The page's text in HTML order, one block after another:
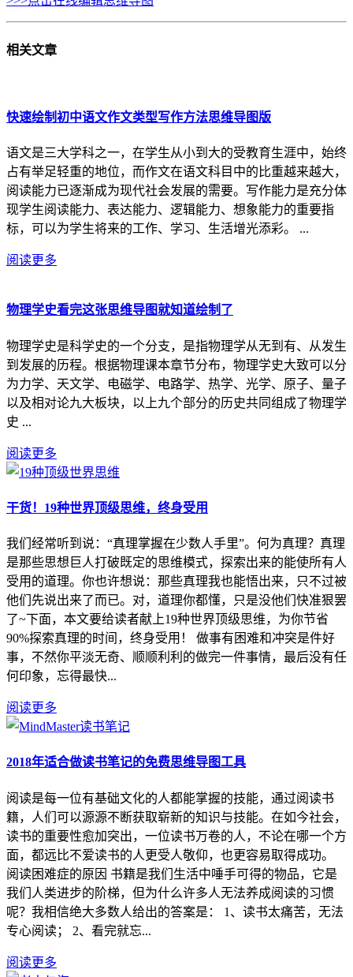
相关文章
快速绘制初中语文作文类型写作方法思维导图版
语文是三大学科之一，在学生从小到大的受教育生涯中，始终
占有举足轻重的地位，而作文在语文科目中的比重越来越大，
阅读能力已逐渐成为现代社会发展的需要。写作能力是充分体
现学生阅读能力、表达能力、逻辑能力、想象能力的重要指
标，可以为学生将来的工作、学习、生活增光添彩。 ...
阅读更多
物理学史看完这张思维导图就知道绘制了
物理学史是科学史的一个分支，是指物理学从无到有、从发生
到发展的历程。根据物理课本章节分布，物理学史大致可以分
为力学、天文学、电磁学、电路学、热学、光学、原子、量子
以及相对论九大板块，以上九个部分的历史共同组成了物理学
史 ...
阅读更多
干货！19种世界顶级思维，终身受用
我们经常听到说：“真理掌握在少数人手里”。何为真理？真理
是那些思想巨人打破既定的思维模式，探索出来的能使所有人
受用的道理。你也许想说：那些真理我也能悟出来，只不过被
他们先说出来了而已。对，道理你都懂，只是没他们快准狠罢
了~下面，本文要给读者献上19种世界顶级思维，为你节省
90%探索真理的时间，终身受用！ 做事有困难和冲突是件好
事，不然你平淡无奇、顺顺利利的做完一件事情，最后没有任
何印象，忘得最快...
阅读更多
2018年适合做读书笔记的免费思维导图工具
阅读是每一位有基础文化的人都能掌握的技能，通过阅读书
籍，人们可以源源不断获取崭新的知识与技能。在如今社会，
读书的重要性愈加突出，一位读书万卷的人，不论在哪一个方
面，都远比不爱读书的人更受人敬仰，也更容易取得成功。
阅读困难症的原因 书籍是我们生活中唾手可得的物品，它是
我们人类进步的阶梯，但为什么许多人无法养成阅读的习惯
呢？我相信绝大多数人给出的答案是： 1、读书太痛苦，无法
专心阅读； 2、看完就忘...
阅读更多